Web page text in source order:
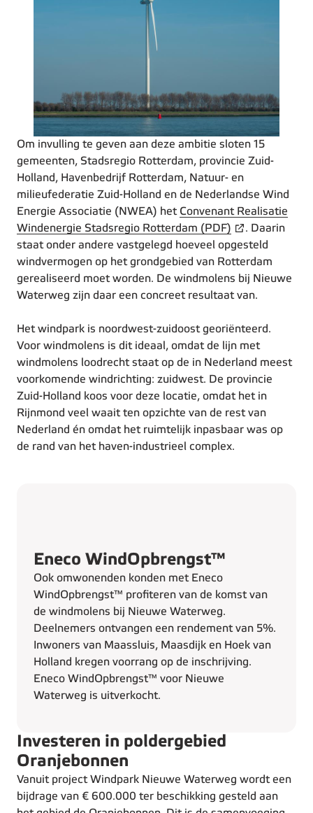
Om invulling te geven aan deze ambitie sloten 15
gemeenten, Stadsregio Rotterdam, provincie Zuid-
Holland, Havenbedrijf Rotterdam, Natuur- en
milieufederatie Zuid-Holland en de Nederlandse Wind
Energie Associatie (NWEA) het Convenant Realisatie
Windenergie Stadsregio Rotterdam (PDF)
. Daarin
staat onder andere vastgelegd hoeveel opgesteld
windvermogen op het grondgebied van Rotterdam
gerealiseerd moet worden. De windmolens bij Nieuwe
Waterweg zijn daar een concreet resultaat van.
Het windpark is noordwest-zuidoost georiënteerd.
Voor windmolens is dit ideaal, omdat de lijn met
windmolens loodrecht staat op de in Nederland meest
voorkomende windrichting: zuidwest. De provincie
Zuid-Holland koos voor deze locatie, omdat het in
Rijnmond veel waait ten opzichte van de rest van
Nederland én omdat het ruimtelijk inpasbaar was op
de rand van het haven-industrieel complex.
Eneco WindOpbrengst™
Ook omwonenden konden met Eneco
WindOpbrengst™ profiteren van de komst van
de windmolens bij Nieuwe Waterweg.
Deelnemers ontvangen een rendement van 5%.
Inwoners van Maassluis, Maasdijk en Hoek van
Holland kregen voorrang op de inschrijving.
Eneco WindOpbrengst™ voor Nieuwe
Waterweg is uitverkocht.
Investeren in poldergebied
Oranjebonnen
Vanuit project Windpark Nieuwe Waterweg wordt een
bijdrage van € 600.000 ter beschikking gesteld aan